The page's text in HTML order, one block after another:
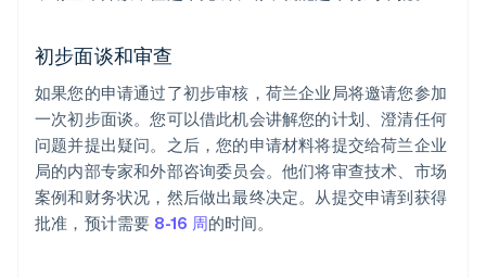
初步面谈和审查
如果您的申请通过了初步审核，荷兰企业局将邀请您参加
一次初步面谈。您可以借此机会讲解您的计划、澄清任何
问题并提出疑问。之后，您的申请材料将提交给荷兰企业
局的内部专家和外部咨询委员会。他们将审查技术、市场
案例和财务状况，然后做出最终决定。从提交申请到获得
批准，预计需要 8-16 周的时间。